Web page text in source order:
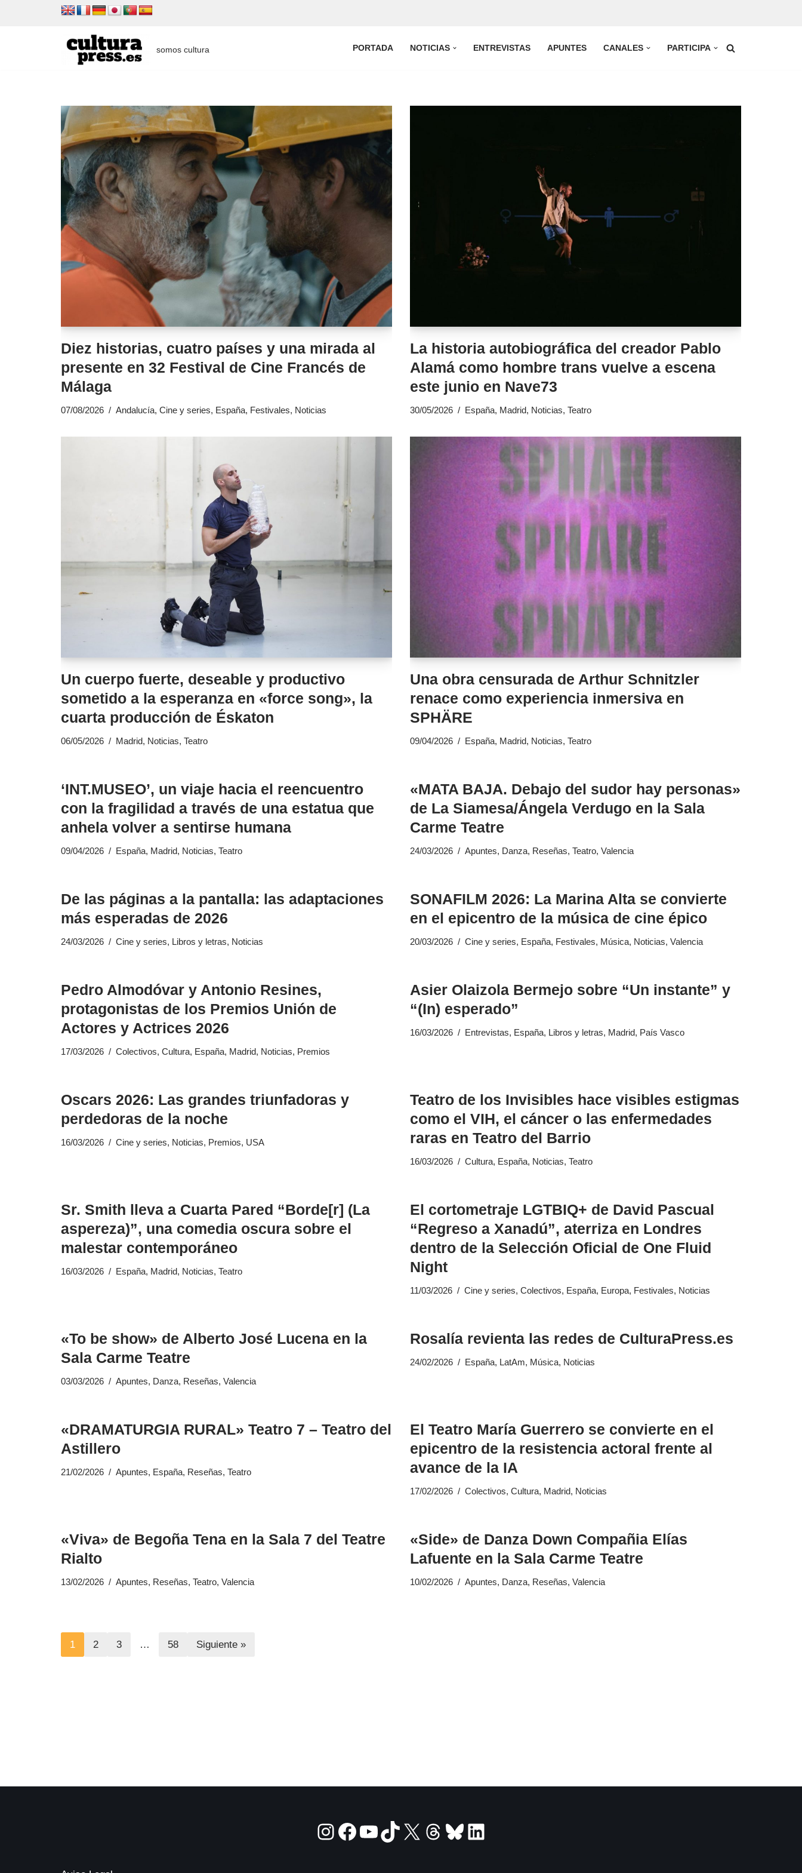
somos cultura PORTADA NOTICIAS ENTREVISTAS APUNTES CANALES PARTICIPA
Diez historias, cuatro países y una mirada al
presente en 32 Festival de Cine Francés de
Málaga
07/08/2026 Andalucía, Cine y series, España, Festivales, Noticias
La historia autobiográfica del creador Pablo
Alamá como hombre trans vuelve a escena
este junio en Nave73
30/05/2026 España, Madrid, Noticias, Teatro
Un cuerpo fuerte, deseable y productivo
sometido a la esperanza en «force song», la
cuarta producción de Éskaton
06/05/2026 Madrid, Noticias, Teatro
Una obra censurada de Arthur Schnitzler
renace como experiencia inmersiva en
SPHÄRE
09/04/2026 España, Madrid, Noticias, Teatro
‘INT.MUSEO’, un viaje hacia el reencuentro
con la fragilidad a través de una estatua que
anhela volver a sentirse humana
09/04/2026 España, Madrid, Noticias, Teatro
«MATA BAJA. Debajo del sudor hay personas»
de La Siamesa/Ángela Verdugo en la Sala
Carme Teatre
24/03/2026 Apuntes, Danza, Reseñas, Teatro, Valencia
De las páginas a la pantalla: las adaptaciones
más esperadas de 2026
24/03/2026 Cine y series, Libros y letras, Noticias
SONAFILM 2026: La Marina Alta se convierte
en el epicentro de la música de cine épico
20/03/2026 Cine y series, España, Festivales, Música, Noticias, Valencia
Pedro Almodóvar y Antonio Resines,
protagonistas de los Premios Unión de
Actores y Actrices 2026
17/03/2026 Colectivos, Cultura, España, Madrid, Noticias, Premios
Asier Olaizola Bermejo sobre “Un instante” y
“(In) esperado”
16/03/2026 Entrevistas, España, Libros y letras, Madrid, País Vasco
Oscars 2026: Las grandes triunfadoras y
perdedoras de la noche
16/03/2026 Cine y series, Noticias, Premios, USA
Teatro de los Invisibles hace visibles estigmas
como el VIH, el cáncer o las enfermedades
raras en Teatro del Barrio
16/03/2026 Cultura, España, Noticias, Teatro
Sr. Smith lleva a Cuarta Pared “Borde[r] (La
aspereza)”, una comedia oscura sobre el
malestar contemporáneo
16/03/2026 España, Madrid, Noticias, Teatro
El cortometraje LGTBIQ+ de David Pascual
“Regreso a Xanadú”, aterriza en Londres
dentro de la Selección Oficial de One Fluid
Night
11/03/2026 Cine y series, Colectivos, España, Europa, Festivales, Noticias
«To be show» de Alberto José Lucena en la
Sala Carme Teatre
03/03/2026 Apuntes, Danza, Reseñas, Valencia
Rosalía revienta las redes de CulturaPress.es
24/02/2026 España, LatAm, Música, Noticias
«DRAMATURGIA RURAL» Teatro 7 – Teatro del
Astillero
21/02/2026 Apuntes, España, Reseñas, Teatro
El Teatro María Guerrero se convierte en el
epicentro de la resistencia actoral frente al
avance de la IA
17/02/2026 Colectivos, Cultura, Madrid, Noticias
«Viva» de Begoña Tena en la Sala 7 del Teatre
Rialto
13/02/2026 Apuntes, Reseñas, Teatro, Valencia
«Side» de Danza Down Compañia Elías
Lafuente en la Sala Carme Teatre
10/02/2026 Apuntes, Danza, Reseñas, Valencia
1 2 3 … 58 Siguiente »